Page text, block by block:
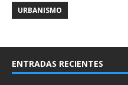
URBANISMO
ENTRADAS RECIENTES